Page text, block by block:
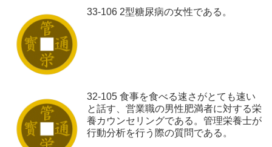
33-106 2型糖尿病の女性である。
32-105 食事を食べる速さがとても速い
と話す、営業職の男性肥満者に対する栄
養カウンセリングである。管理栄養士が
行動分析を行う際の質問である。